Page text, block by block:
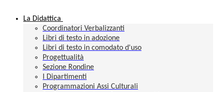
La Didattica
Coordinatori Verbalizzanti
Libri di testo in adozione
Libri di testo in comodato d'uso
Progettualità
Sezione Rondine
I Dipartimenti
Programmazioni Assi Culturali